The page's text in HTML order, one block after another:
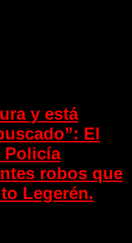
y está
El
Policía
robos que
Legerén.